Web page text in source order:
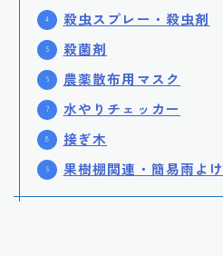
殺虫スプレー・殺虫剤
殺菌剤
農薬散布用マスク
水やりチェッカー
接ぎ木
果樹棚関連・簡易雨よけ